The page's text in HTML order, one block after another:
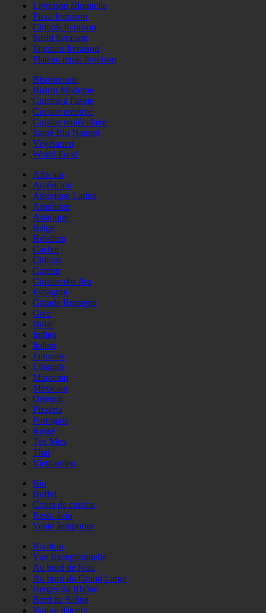
Livraison àdomicile
Pizza livraison
Chinois livraison
Sushi livraison
Japonais livraison
Plateau repas livraison
Bistronomie
Bistrot Moderne
Cuisine à l'azote
Cuisine créative
Cuisine moléculaire
Santé Bio Naturel
Végétarien
World Food
Africain
Américain
Amérique Latine
Arménien
Asiatique
Belge
Brésilien
Cacher
Chinois
Coréen
Cuisine des Iles
Espagnol
Grande Bretagne
Grec
Halal
Indien
Italien
Japonais
Libanais
Marocain
Mexicain
Oriental
Pizzéria
Portugais
Russe
Tex Mex
Thaï
Vietnamien
Bio
Buffet
Cours de cuisine
Resto àvin
Vente àemporter
Rooftop
Vue Exceptionnelle
Au bord de l'eau
Au bord du Grand Large
Berges du Rhône
Bord de Saône
Nature détente